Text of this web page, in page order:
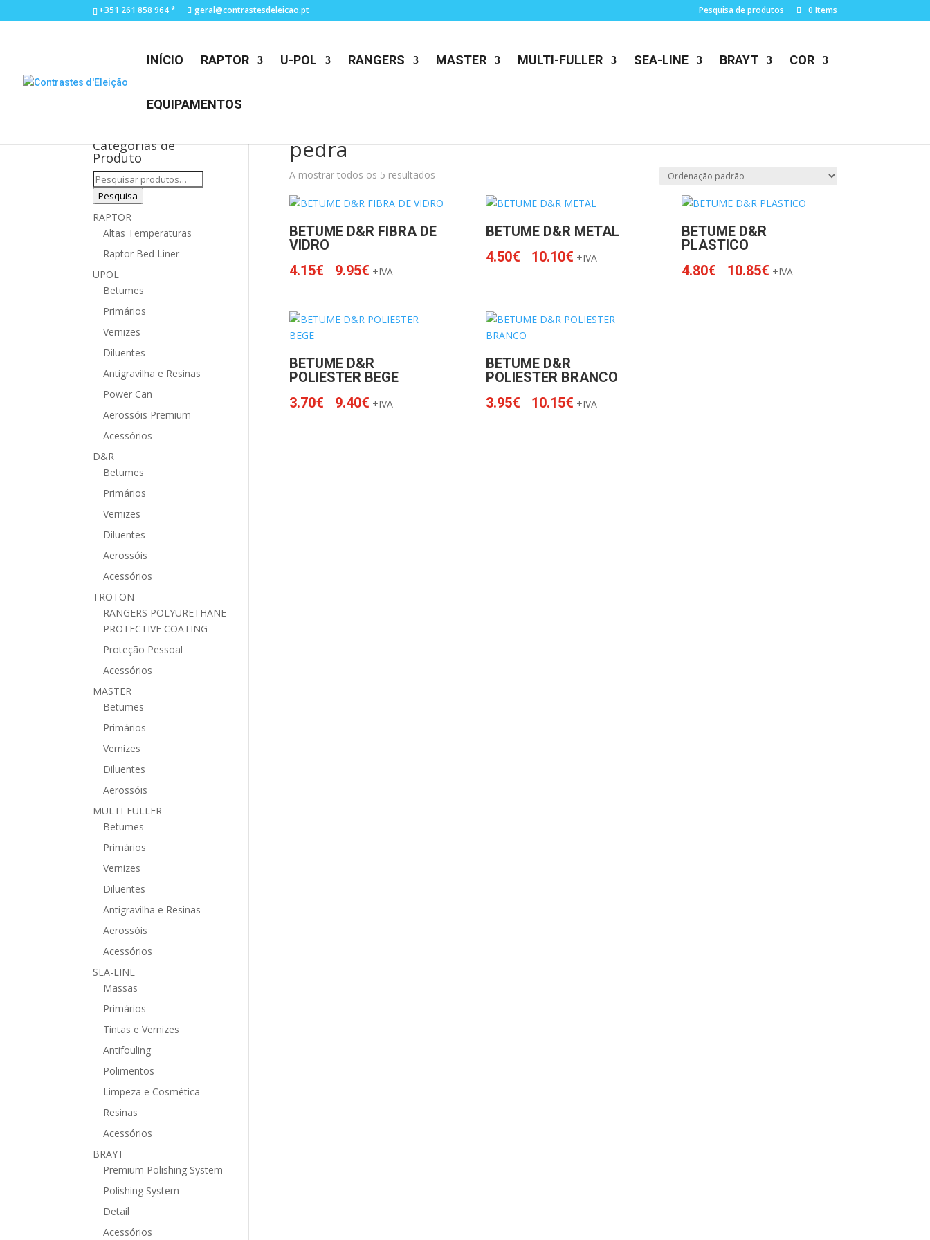
+351 261 858 964 * geral@contrastesdeleicao.pt Pesquisa de produtos 0 Items
INÍCIO RAPTOR U-POL RANGERS MASTER MULTI-FULLER SEA-LINE BRAYT COR
EQUIPAMENTOS
pedra
A mostrar todos os 5 resultados
BETUME D&R FIBRA DE
VIDRO
4.15€ – 9.95€Price
through
+IVA
BETUME D&R METAL
4.50€ – 10.10€Price
10.10€
+IVA
BETUME D&R
PLASTICO
4.80€ – 10.85€ Price
+IVA
BETUME D&R
POLIESTER BEGE
3.70€ – 9.40€Price
+IVA
BETUME D&R
POLIESTER BRANCO
3.95€ – 10.15€Price
+IVA
Categorias de
Produto
Pesquisar
por:
Pesquisa
RAPTOR
Altas Temperaturas
Raptor Bed Liner
UPOL
Betumes
Primários
Vernizes
Diluentes
Antigravilha e Resinas
Power Can
Aerossóis Premium
Acessórios
D&R
Betumes
Primários
Vernizes
Diluentes
Aerossóis
Acessórios
TROTON
RANGERS POLYURETHANE
PROTECTIVE COATING
Proteção Pessoal
Acessórios
MASTER
Betumes
Primários
Vernizes
Diluentes
Aerossóis
MULTI-FULLER
Betumes
Primários
Vernizes
Diluentes
Antigravilha e Resinas
Aerossóis
Acessórios
SEA-LINE
Massas
Primários
Tintas e Vernizes
Antifouling
Polimentos
Limpeza e Cosmética
Resinas
Acessórios
BRAYT
Premium Polishing System
Polishing System
Detail
Acessórios